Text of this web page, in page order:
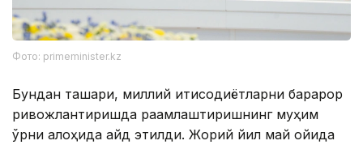
Фото: primeminister.kz
Бундан ташқари, миллий иқтисодиётларни барқарор
ривожлантиришда рақамлаштиришнинг муҳим
ўрни алоҳида қайд этилди. Жорий йил май ойида